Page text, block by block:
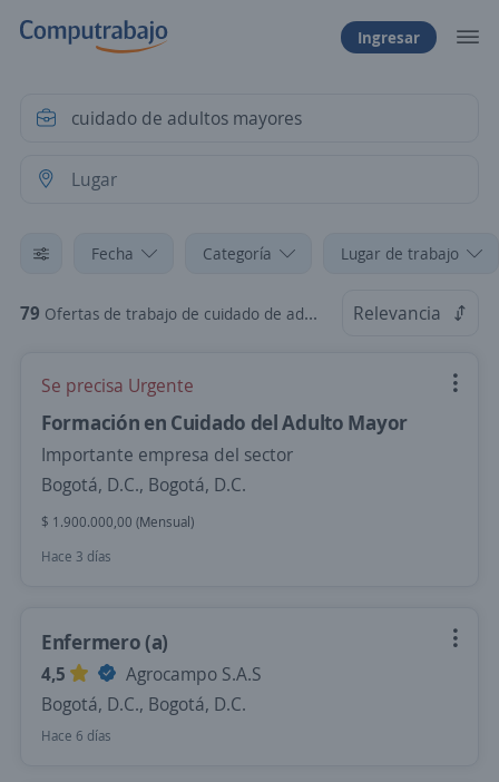
Ingresar
Fecha Categoría Lugar de trabajo
79 Ofertas de trabajo de cuidado de adultos mayores Relevancia
Se precisa Urgente
Formación en Cuidado del Adulto Mayor
Importante empresa del sector
Bogotá, D.C., Bogotá, D.C.
$ 1.900.000,00 (Mensual)
Hace 3 días
Enfermero (a)
4,5
Agrocampo S.A.S
Bogotá, D.C., Bogotá, D.C.
Hace 6 días